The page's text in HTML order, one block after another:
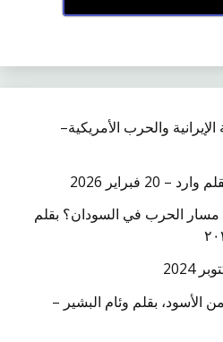
والحرب الأمريكية–
فبراير 2026
الحرب في السودان؟ بقلم
الأسود، بقلم وئام البشير –